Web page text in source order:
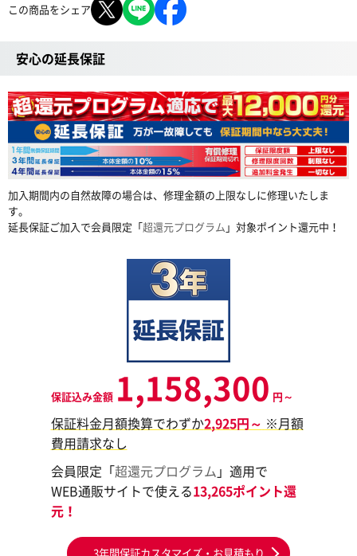
この商品をシェア
安心の延長保証
加入期間内の自然故障の場合は、修理金額の上限なしに修理いたしま
す。
延長保証ご加入で会員限定「超還元プログラム 」対象ポイント還元中！
保証込み金額 1,158,300 円～
保証料金月額換算でわずか2,925円～ ※月額
費用請求なし
会員限定「超還元プログラム 」適用で
WEB通販サイトで使える13,265ポイント還
元！